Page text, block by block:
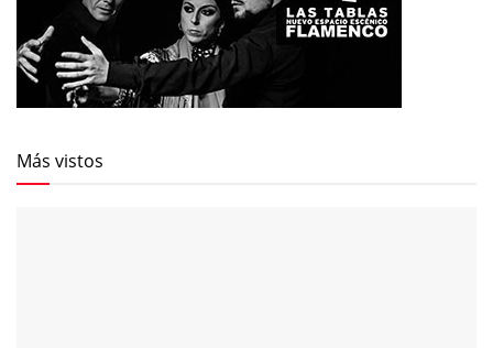
Más vistos